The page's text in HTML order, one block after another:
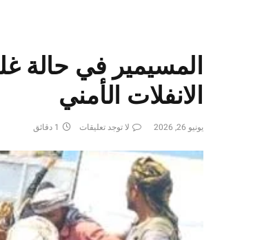
المسيمير في حالة
الانفلات الأمني
يونيو 26, 2026 لا توجد تعليقات 1 دقائق